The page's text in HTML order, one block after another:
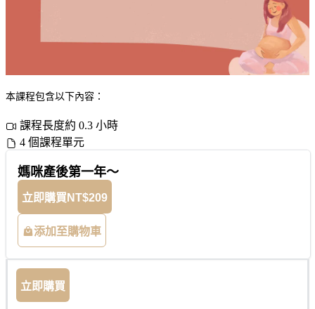
本課程包含以下內容：
課程長度約 0.3 小時
4 個課程單元
媽咪產後第一年～
立即購買 NT$209
添加至購物車
立即購買